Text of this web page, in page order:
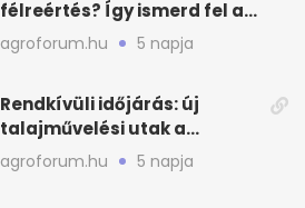
félreértés? Így ismerd fel a
valódi kockázatot
agroforum.hu 5 napja
Rendkívüli időjárás: új
talajművelési utak a
gazdáknak
agroforum.hu 5 napja